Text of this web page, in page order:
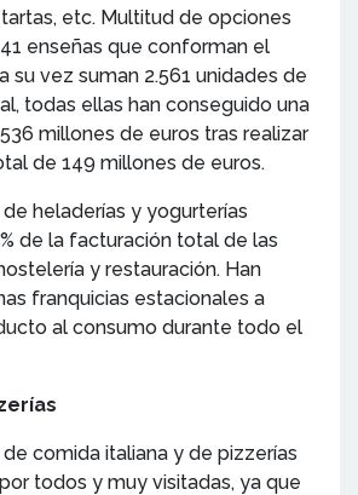
etc. Multitud de opciones
enseñas que conforman el
su vez suman 2.561 unidades de
todas ellas han conseguido una
millones de euros tras realizar
de 149 millones de euros.
heladerías y yogurterías
de la facturación total de las
y restauración. Han
franquicias estacionales a
al consumo durante todo el
comida italiana y de pizzerías
todos y muy visitadas, ya que